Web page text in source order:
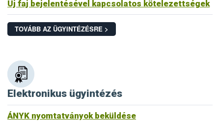
Új faj bejelentésével kapcsolatos kötelezettségek
TOVÁBB AZ ÜGYINTÉZÉSRE >
Elektronikus ügyintézés
ÁNYK nyomtatványok beküldése